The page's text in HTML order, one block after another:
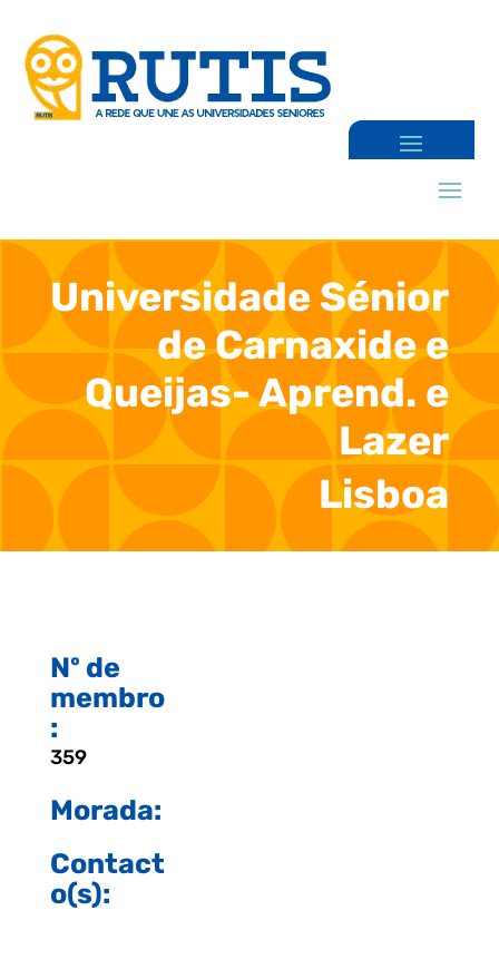
Universidade Sénior
de Carnaxide e
Queijas- Aprend. e
Lazer
Lisboa
Nº de
membro
:
359
Morada:
Contact
o(s):